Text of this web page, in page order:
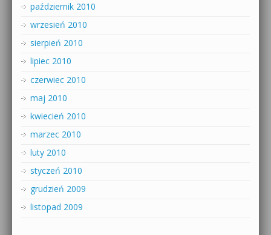
październik 2010
wrzesień 2010
sierpień 2010
lipiec 2010
czerwiec 2010
maj 2010
kwiecień 2010
marzec 2010
luty 2010
styczeń 2010
grudzień 2009
listopad 2009